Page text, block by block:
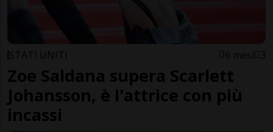
STATI UNITI 6 mesi 3
Zoe Saldana supera Scarlett
Johansson, è l'attrice con più
incassi